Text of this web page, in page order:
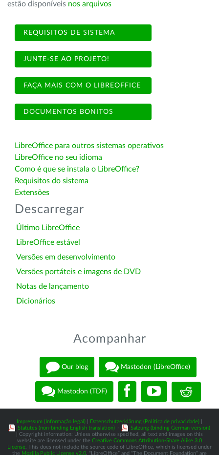
estão disponíveis nos arquivos
REQUISITOS DE SISTEMA
JUNTE-SE AO PROJETO!
FAÇA MAIS COM O LIBREOFFICE
DOCUMENTOS BONITOS
LibreOffice para outros sistemas operativos
LibreOffice no seu idioma
Como é que se instala o LibreOffice?
Requisitos do sistema
Extensões
Descarregar
Último LibreOffice
LibreOffice estável
Versões em desenvolvimento
Versões portáteis e imagens de DVD
Notas de lançamento
Dicionários
Acompanhar
Our blog Mastodon (LibreOffice)
Mastodon (TDF)
Impressum (Informação legal) Datenschutzerklärung (Política de privacidade)
Statutes (non-binding English translation) -
Satzung (binding German version)
| Copyright information: Unless otherwise specified, all text and images on this
website are licensed under the Creative Commons Attribution-Share Alike 3.0
License . This does not include the source code of LibreOffice, which is licensed under
the Mozilla Public License v2.0 . “LibreOffice” and “The Document Foundation” are